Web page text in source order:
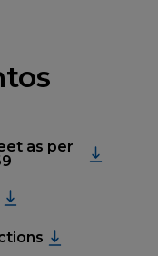
as per